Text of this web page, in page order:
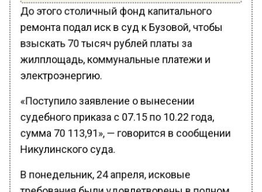
До этого столичный фонд капитального
ремонта подал иск в суд к Бузовой, чтобы
взыскать 70 тысяч рублей платы за
жилплощадь, коммунальные платежи и
электроэнергию.
«Поступило заявление о вынесении
судебного приказа с 07.15 по 10.22 года,
сумма 70 113,91», — говорится в сообщении
Никулинского суда.
В понедельник, 24 апреля, исковые
требования были удовлетворены в полном